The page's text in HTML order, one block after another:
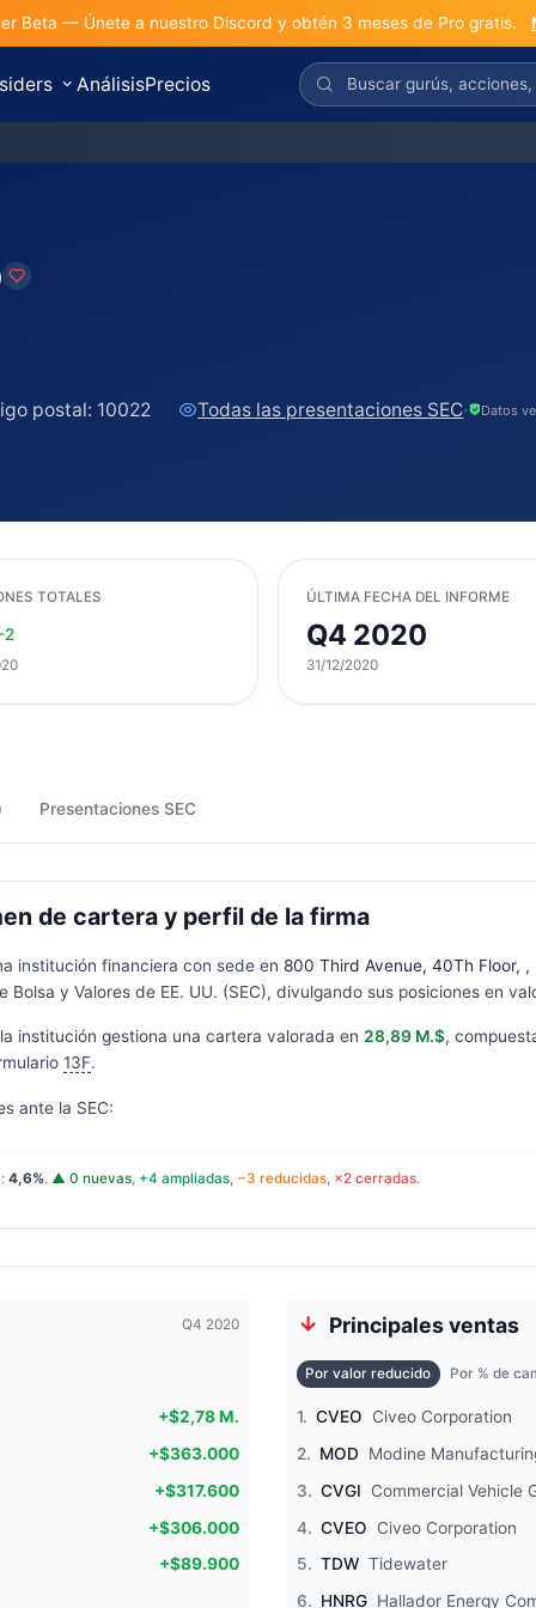
Beta — Únete a nuestro Discord y obtén 3 meses de Pro gratis.
AnálisisPrecios
postal: 10022 Todas las presentaciones SEC· Datos
TOTALES
2
ÚLTIMA FECHA DEL INFORME
Q4 2020
31/12/2020
Presentaciones SEC
de cartera y perfil de la firma
institución financiera con sede en 800 Third Avenue, 40Th Floor, ,
Bolsa y Valores de EE. UU. (SEC), divulgando sus posiciones en
institución gestiona una cartera valorada en 28,89 M.$,
13F.
ante la SEC:
4,6%. ▲ 0 nuevas, +4 ampliadas, −3 reducidas, ×2 cerradas.
Q4 2020
+$2,78 M.
+$363.000
+$317.600
+$306.000
+$89.900
Principales ventas
Por valor reducido Por % de
1. CVEO
Civeo Corporation
2. MOD
Modine
3. CVGI
Commercial Vehicle
4. CVEO
Civeo Corporation
5. TDW Tidewater
6. HNRG Hallador Energy